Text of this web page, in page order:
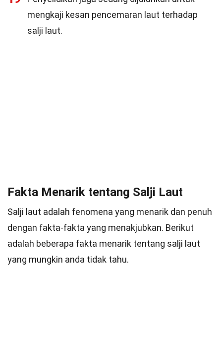
mengkaji kesan pencemaran laut terhadap
salji laut.
Fakta Menarik tentang Salji Laut
Salji laut adalah fenomena yang menarik dan penuh
dengan fakta-fakta yang menakjubkan. Berikut
adalah beberapa fakta menarik tentang salji laut
yang mungkin anda tidak tahu.